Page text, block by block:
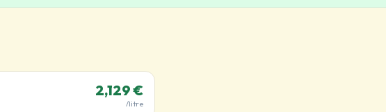
2,129 €
/litre